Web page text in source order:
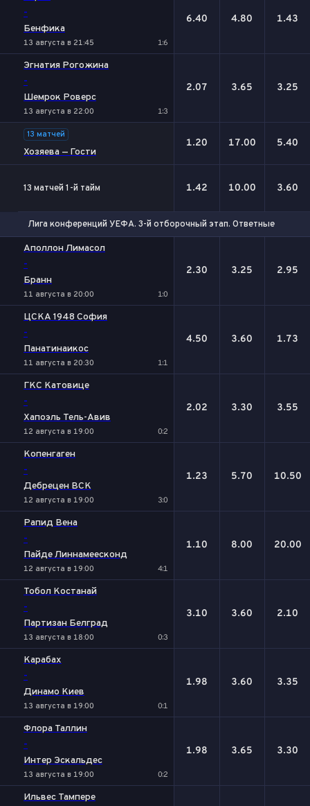
-
Бенфика
13 августа в 21:45 1:6
6.40 4.80 1.43
Эгнатия Рогожина
-
Шемрок Роверс
13 августа в 22:00 1:3
2.07 3.65 3.25
13 матчей
Хозяева — Гости
1.20 17.00 5.40
13 матчей 1-й тайм 1.42 10.00 3.60
Лига конференций УЕФА. 3-й отборочный этап. Ответные матчи
Аполлон Лимасол
-
Бранн
11 августа в 20:00 1:0
2.30 3.25 2.95
ЦСКА 1948 София
-
Панатинаикос
11 августа в 20:30 1:1
4.50 3.60 1.73
ГКС Катовице
-
Хапоэль Тель-Авив
12 августа в 19:00 0:2
2.02 3.30 3.55
Копенгаген
-
Дебрецен ВСК
12 августа в 19:00 3:0
1.23 5.70 10.50
Рапид Вена
-
Пайде Линнамеесконд
12 августа в 19:00 4:1
1.10 8.00 20.00
Тобол Костанай
-
Партизан Белград
13 августа в 18:00 0:3
3.10 3.60 2.10
Карабах
-
Динамо Киев
13 августа в 19:00 0:1
1.98 3.60 3.35
Флора Таллин
-
Интер Эскальдес
13 августа в 19:00 0:2
1.98 3.65 3.30
Ильвес Тампере